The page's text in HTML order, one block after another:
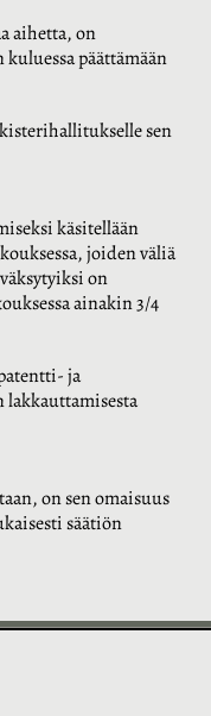
aihetta, on
päättämään
sen
käsitellään
joiden väliä
on
ainakin 3/4
ja
on sen omaisuus
säätiön